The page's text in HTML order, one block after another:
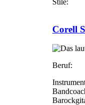
Stile:
Corell
Beruf: